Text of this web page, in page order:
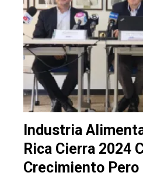
Industria
Rica Cierra 2024
Crecimiento